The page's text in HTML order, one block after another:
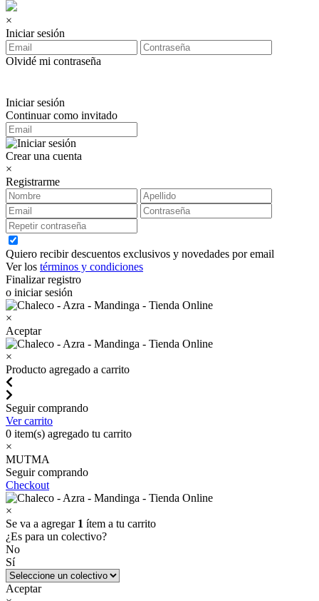
×
Iniciar sesión
Olvidé mi contraseña
Iniciar sesión
Continuar como invitado
Crear una cuenta
×
Registrarme
Quiero recibir descuentos exclusivos y novedades por email
Ver los términos y condiciones
Finalizar registro
o iniciar sesión
×
Aceptar
×
Producto agregado a carrito
Seguir comprando
Ver carrito
0 item(s) agregado tu carrito
×
MUTMA
Seguir comprando
Checkout
×
Se va a agregar 1 ítem a tu carrito
¿Es para un colectivo?
No
Sí
Aceptar